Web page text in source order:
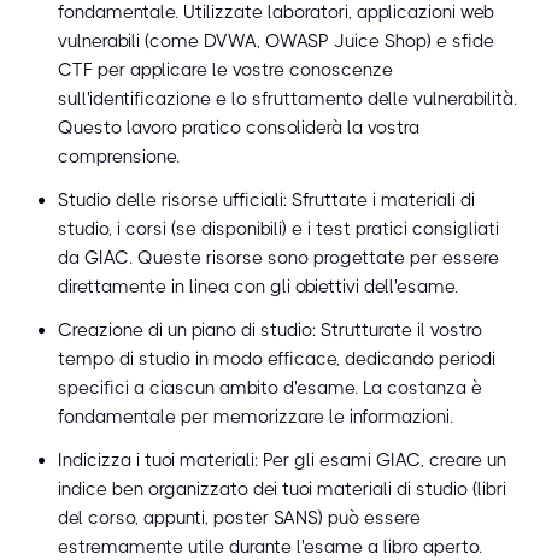
fondamentale. Utilizzate laboratori, applicazioni web
vulnerabili (come DVWA, OWASP Juice Shop) e sfide
CTF per applicare le vostre conoscenze
sull'identificazione e lo sfruttamento delle vulnerabilità.
Questo lavoro pratico consoliderà la vostra
comprensione.
Studio delle risorse ufficiali: Sfruttate i materiali di
studio, i corsi (se disponibili) e i test pratici consigliati
da GIAC. Queste risorse sono progettate per essere
direttamente in linea con gli obiettivi dell'esame.
Creazione di un piano di studio: Strutturate il vostro
tempo di studio in modo efficace, dedicando periodi
specifici a ciascun ambito d'esame. La costanza è
fondamentale per memorizzare le informazioni.
Indicizza i tuoi materiali: Per gli esami GIAC, creare un
indice ben organizzato dei tuoi materiali di studio (libri
del corso, appunti, poster SANS) può essere
estremamente utile durante l'esame a libro aperto.